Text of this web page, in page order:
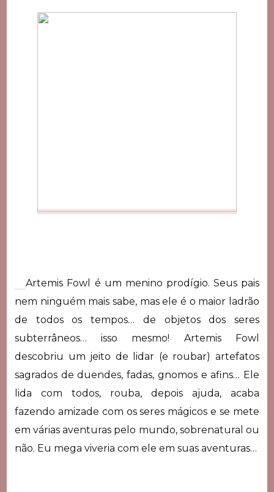
Artemis Fowl é um menino prodígio. Seus pais
nem ninguém mais sabe, mas ele é o maior ladrão
de todos os tempos… de objetos dos seres
subterrâneos… isso mesmo! Artemis Fowl
descobriu um jeito de lidar (e roubar) artefatos
sagrados de duendes, fadas, gnomos e afins… Ele
lida com todos, rouba, depois ajuda, acaba
fazendo amizade com os seres mágicos e se mete
em várias aventuras pelo mundo, sobrenatural ou
não. Eu mega viveria com ele em suas aventuras…